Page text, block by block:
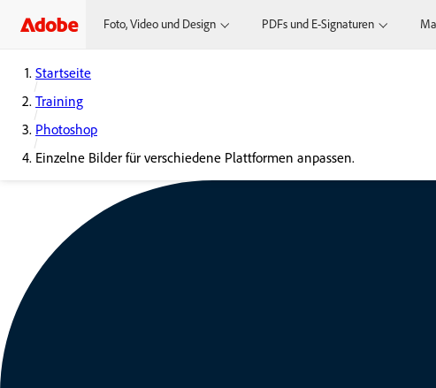
Foto, Video und Design PDFs und E-Signaturen
Startseite
Training
Photoshop
Einzelne Bilder für verschiedene Plattformen anpassen.